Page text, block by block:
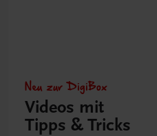
Neu zur DigiBox
Videos mit
Tipps & Tricks